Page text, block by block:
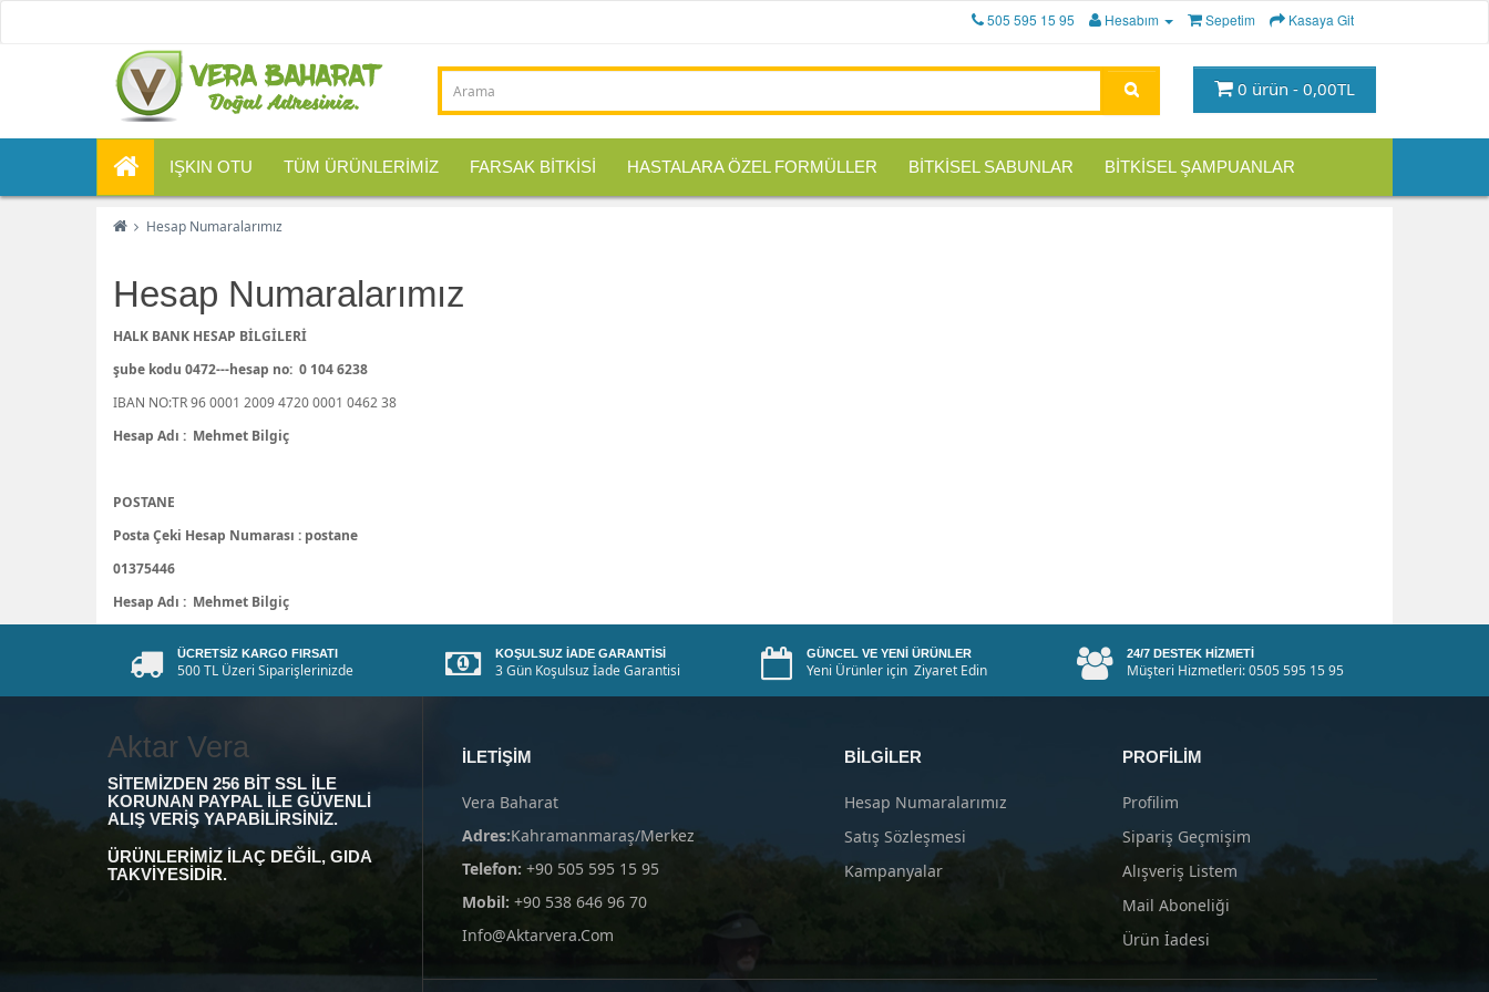
505 595 15 95 Hesabım Sepetim Kasaya Git
0 ürün - 0,00TL
IŞKIN OTU TÜM ÜRÜNLERİMİZ FARSAK BİTKİSİ HASTALARA ÖZEL FORMÜLLER BİTKİSEL SABUNLAR BİTKİSEL ŞAMPUANLAR
Hesap Numaralarımız
Hesap Numaralarımız
HALK BANK HESAP BİLGİLERİ
şube kodu 0472---hesap no: 0 104 6238
IBAN NO:TR 96 0001 2009 4720 0001 0462 38
Hesap Adı : Mehmet Bilgiç
POSTANE
Posta Çeki Hesap Numarası : postane
01375446
Hesap Adı : Mehmet Bilgiç
ÜCRETSIZ KARGO FIRSATI
500 TL Üzeri Siparişlerinizde
KOŞULSUZ İADE GARANTISI
3 Gün Koşulsuz İade Garantisi
GÜNCEL VE YENI ÜRÜNLER
Yeni Ürünler için Ziyaret Edin
24/7 DESTEK HIZMETI
Müşteri Hizmetleri: 0505 595 15 95
Aktar Vera
SITEMIZDEN 256 BIT SSL ILE
KORUNAN PAYPAL ILE GÜVENLI
ALIŞ VERIŞ YAPABILIRSINIZ.
ÜRÜNLERIMIZ ILAÇ DEĞIL, GIDA
TAKVIYESIDIR.
İLETIŞIM
Vera Baharat
Adres:Kahramanmaraş/Merkez
Telefon: +90 505 595 15 95
Mobil: +90 538 646 96 70
Info@aktarvera.com
BILGILER
Hesap Numaralarımız
Satış Sözleşmesi
Kampanyalar
PROFILIM
Profilim
Sipariş Geçmişim
Alışveriş Listem
Mail Aboneliği
Ürün İadesi